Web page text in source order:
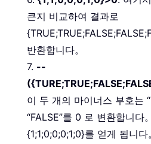
큰지 비교하여 결과로
반환합니다。
7. --
이 두 개의 마이너스 부호는
“FALSE”를 0 로 변환합니다
{1;1;0;0;0;1;0}를 얻게 됩니다。